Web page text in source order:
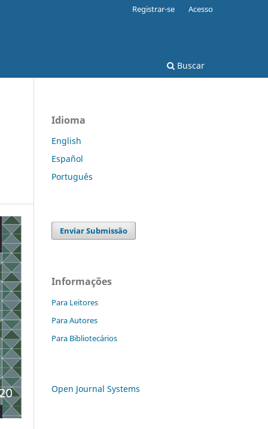
Buscar
Registrar-se Acesso
Idioma
English
Español
Português
Enviar Submissão
Informações
Para Leitores
Para Autores
Para Bibliotecários
Open Journal Systems